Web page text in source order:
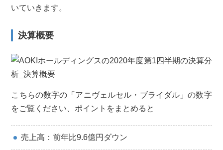
いていきます。
決算概要
こちらの数字の「アニヴェルセル・ブライダル」の数字
をご覧ください、ポイントをまとめると
売上高：前年比9.6億円ダウン